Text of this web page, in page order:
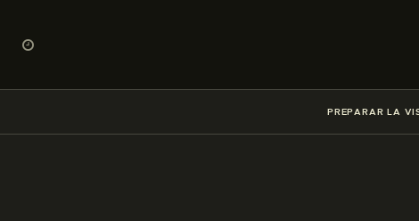
PREPARAR LA
█